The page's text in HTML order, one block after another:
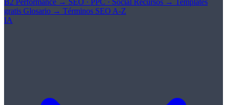
gratis Glosario → Términos SEO A-Z
IA